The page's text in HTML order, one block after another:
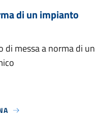
di un impianto
di messa a norma di un